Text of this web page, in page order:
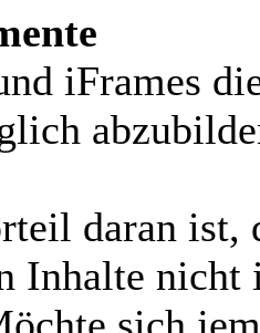
iFrames
daran ist,
Inhalte